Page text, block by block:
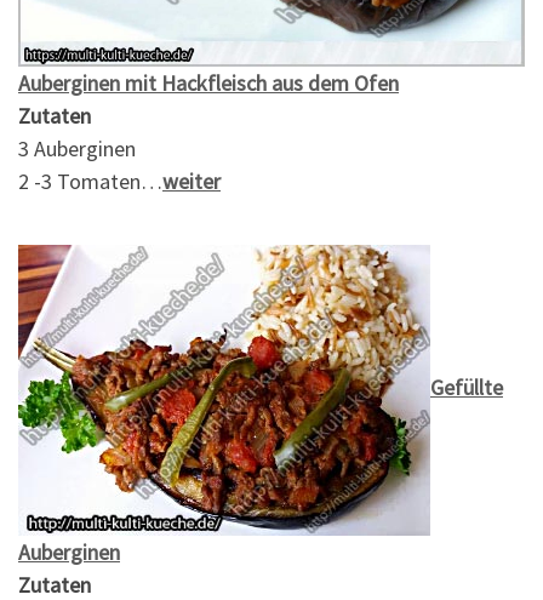
Auberginen mit Hackfleisch aus dem Ofen
Zutaten
3 Auberginen
2 -3 Tomaten…weiter
Gefüllte
Auberginen
Zutaten